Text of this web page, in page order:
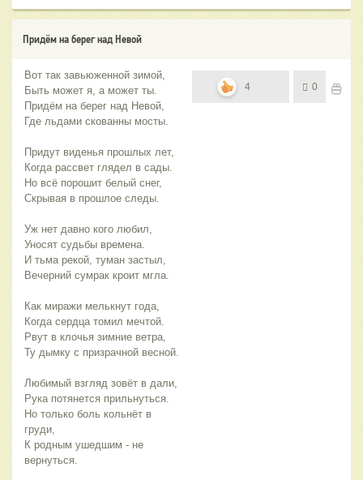
Придём на берег над Невой
Вот так завьюженной зимой,
Быть может я, а может ты.
Придём на берег над Невой,
Где льдами скованны мосты.
Придут виденья прошлых лет,
Когда рассвет глядел в сады.
Но всё порошит белый снег,
Скрывая в прошлое следы.
Уж нет давно кого любил,
Уносят судьбы времена.
И тьма рекой, туман застыл,
Вечерний сумрак кроит мгла.
Как миражи мелькнут года,
Когда сердца томил мечтой.
Рвут в клочья зимние ветра,
Ту дымку с призрачной весной.
Любимый взгляд зовёт в дали,
Рука потянется прильнуться.
Но только боль кольнёт в
груди,
К родным ушедшим - не
вернуться.
4 0